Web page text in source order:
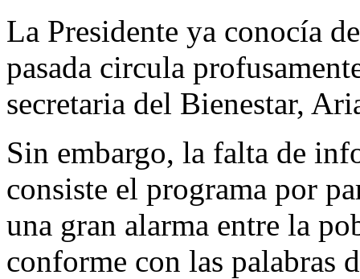
La Presidente ya conocía
pasada circula
secretaria del Bienestar,
Sin embargo, la falta de
consiste el programa por
una gran alarma entre la
conforme con las palabras